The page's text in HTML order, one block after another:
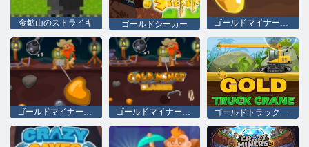
金鉱山のストライキ ゴールドシーカー ゴールドマイナートム
ゴールドマイナージャック ゴールドマイナークラシック ゴールドトラッククレーン